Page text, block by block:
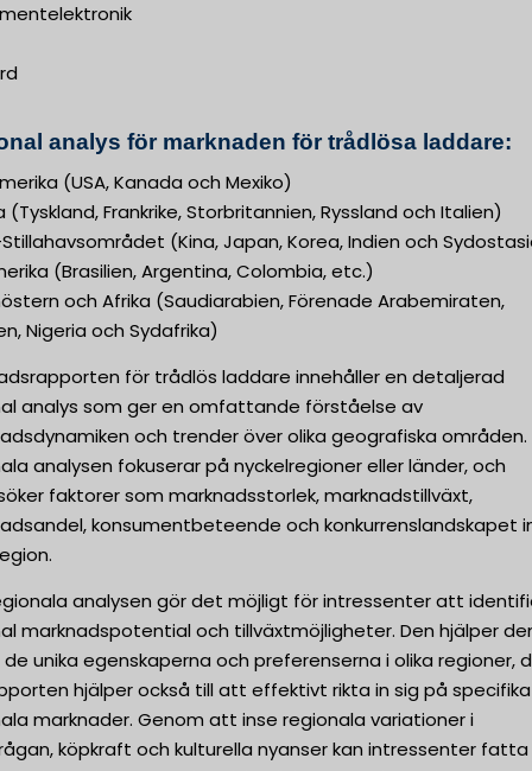
analys för marknaden för trådlösa laddare:
(USA, Kanada och Mexiko)
(Tyskland, Frankrike, Storbritannien, Ryssland och Italien)
(Kina, Japan, Korea, Indien och
(Brasilien, Argentina, Colombia, etc.)
och Afrika (Saudiarabien, Förenade Arabemiraten,
Nigeria och Sydafrika)
för trådlös laddare innehåller en detaljerad
analys som ger en omfattande förståelse av
och trender över olika geografiska områden.
analysen fokuserar på nyckelregioner eller länder, och
faktorer som marknadsstorlek, marknadstillväxt,
konsumentbeteende och konkurrenslandskapet
analysen gör det möjligt för intressenter att
marknadspotential och tillväxtmöjligheter. Den hjälper
unika egenskaperna och preferenserna i olika regioner,
hjälper också till att effektivt rikta in sig på specifika
marknader. Genom att inse regionala variationer i
köpkraft och kulturella nyanser kan intressenter fatta